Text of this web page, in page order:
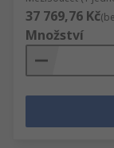
37 769,76 Kč
Množství